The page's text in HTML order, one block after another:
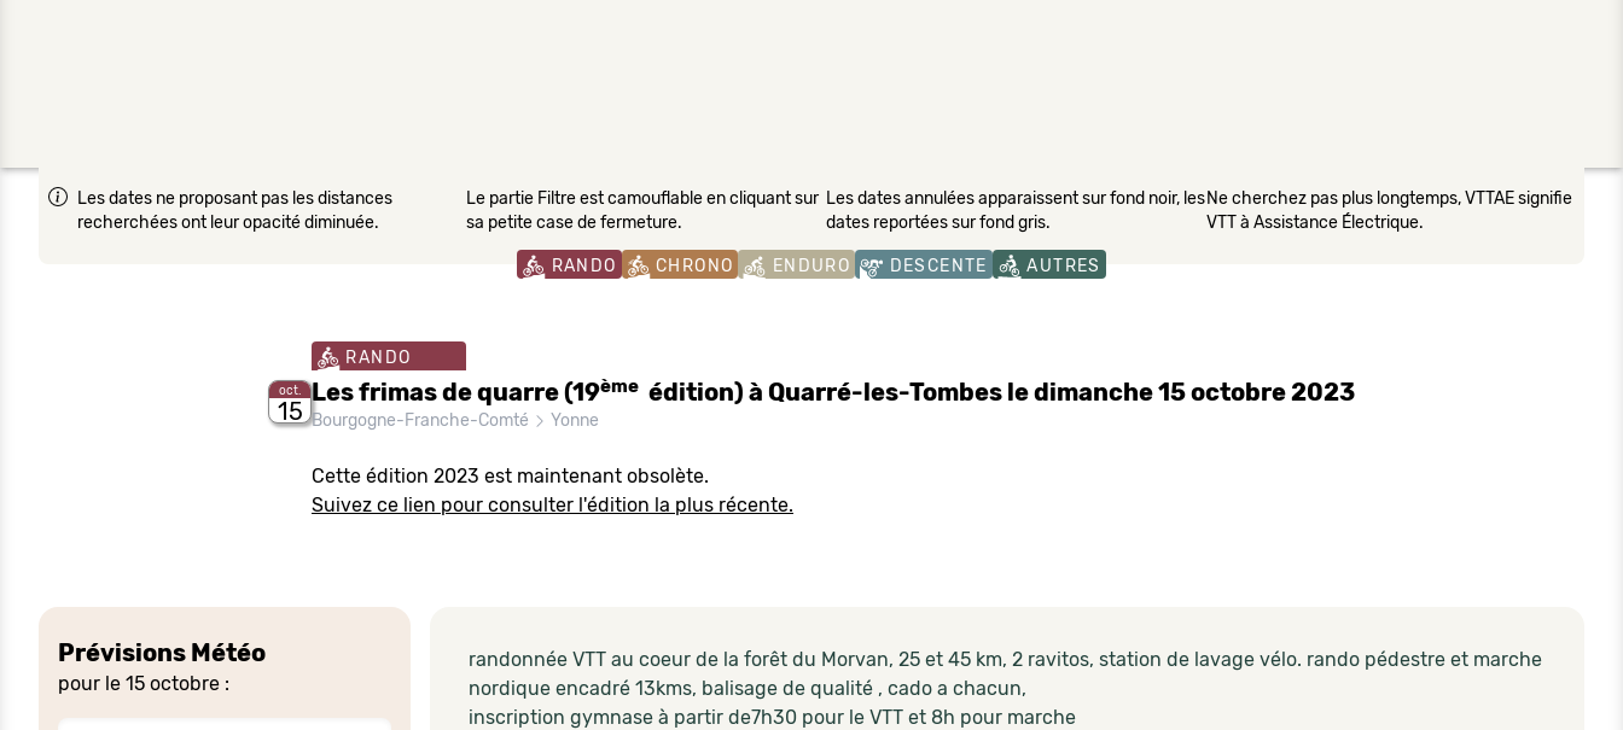
Les dates ne proposant pas les distances
recherchées ont leur opacité diminuée.
Le partie Filtre est camouflable en cliquant sur
sa petite case de fermeture.
Les dates annulées apparaissent sur fond noir, les
dates reportées sur fond gris.
Ne cherchez pas plus longtemps, VTTAE signifie
VTT à Assistance Électrique.
RANDO CHRONO ENDURO DESCENTE AUTRES
oct.
15
RANDO
Les frimas de quarre (19ème édition) à Quarré-les-Tombes le dimanche 15 octobre 2023
Bourgogne-Franche-Comté Yonne
Cette édition 2023 est maintenant obsolète.
Suivez ce lien pour consulter l'édition la plus récente.
Prévisions Météo
pour le 15 octobre :
randonnée VTT au coeur de la forêt du Morvan, 25 et 45 km, 2 ravitos, station de lavage vélo. rando pédestre et marche
nordique encadré 13kms, balisage de qualité , cado a chacun,
inscription gymnase à partir de7h30 pour le VTT et 8h pour marche